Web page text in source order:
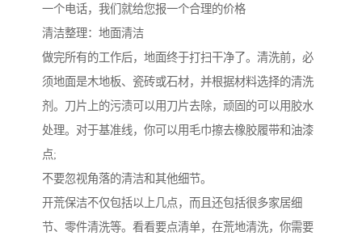
一个电话，我们就给您报一个合理的价格
清洁整理：地面清洁
做完所有的工作后，地面终于打扫干净了。清洗前，必
须地面是木地板、瓷砖或石材，并根据材料选择的清洗
剂。刀片上的污渍可以用刀片去除，顽固的可以用胶水
处理。对于基准线，你可以用毛巾擦去橡胶履带和油漆
点;
不要忽视角落的清洁和其他细节。
开荒保洁不仅包括以上几点，而且还包括很多家居细
节、零件清洗等。看看要点清单，在荒地清洗，你需要